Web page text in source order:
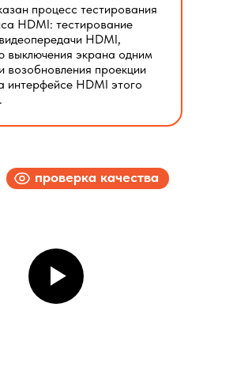
проверка качества
процесс тестирования
HDMI: тестирование
HDMI,
выключения экрана одним
возобновления проекции
интерфейсе HDMI этого